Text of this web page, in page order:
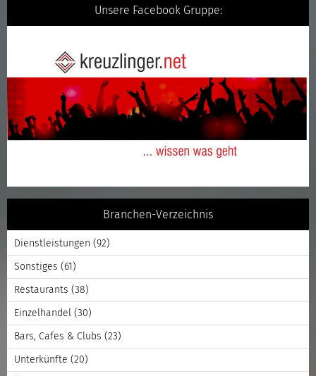
Unsere Facebook Gruppe:
Branchen-Verzeichnis
Dienstleistungen (92)
Sonstiges (61)
Restaurants (38)
Einzelhandel (30)
Bars, Cafes & Clubs (23)
Unterkünfte (20)